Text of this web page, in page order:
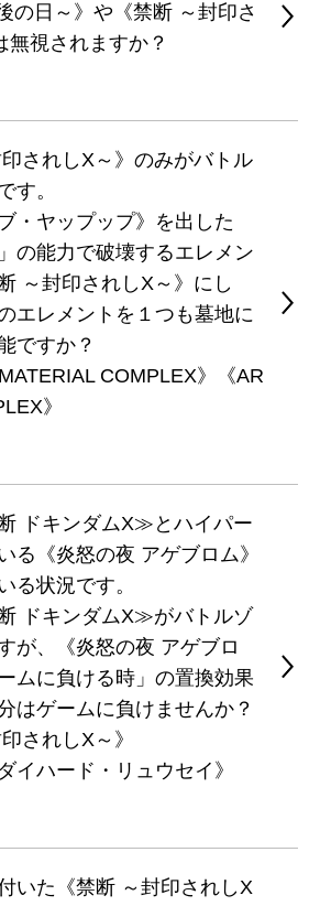
の日～》や《禁断 ～封印さ
視されますか？
されしX～》のみがバトル
す。
・ヤップップ》を出した
の能力で破壊するエレメン
～封印されしX～》にし
エレメントを１つも墓地に
ですか？
COMPLEX》《AR
》
ドキンダムX≫とハイパー
る《炎怒の夜 アゲブロム》
る状況です。
ドキンダムX≫がバトルゾ
が、《炎怒の夜 アゲブロ
ムに負ける時」の置換効果
はゲームに負けませんか？
されしX～》
イハード・リュウセイ》
いた《禁断 ～封印されしX